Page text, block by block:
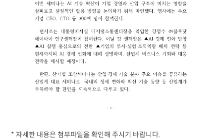
*자세한 내용은 첨부파일을 확인해 주시기 바랍니다.